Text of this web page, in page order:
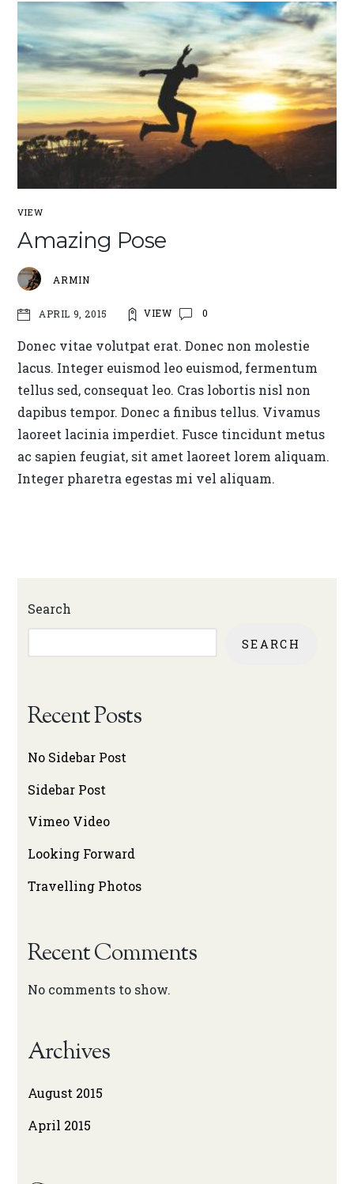
VIEW
Amazing Pose
ARMIN
APRIL 9, 2015 VIEW 0
Donec vitae volutpat erat. Donec non molestie
lacus. Integer euismod leo euismod, fermentum
tellus sed, consequat leo. Cras lobortis nisl non
dapibus tempor. Donec a finibus tellus. Vivamus
laoreet lacinia imperdiet. Fusce tincidunt metus
ac sapien feugiat, sit amet laoreet lorem aliquam.
Integer pharetra egestas mi vel aliquam.
Search
SEARCH
Recent Posts
No Sidebar Post
Sidebar Post
Vimeo Video
Looking Forward
Travelling Photos
Recent Comments
No comments to show.
Archives
August 2015
April 2015